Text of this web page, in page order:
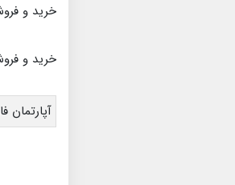
خرید و
خرید و
آپارتمان فاز ۳ پرند - ۸۸ متر -